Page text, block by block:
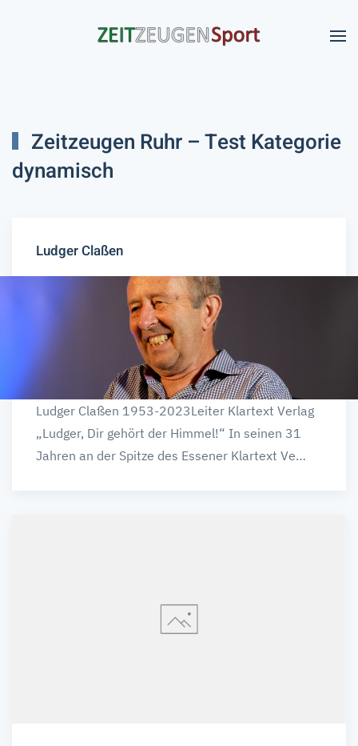
Skip to main content
Zeitzeugen Ruhr – Test Kategorie
dynamisch
Ludger Claßen
Ludger Claßen 1953-2023Leiter Klartext Verlag
„Ludger, Dir gehört der Himmel!“ In seinen 31
Jahren an der Spitze des Essener Klartext Ve…